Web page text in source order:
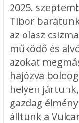
jobb
2025.
Tibor
az olasz
működő és
azokat
hajózva
helyen
gazdag
álltunk a